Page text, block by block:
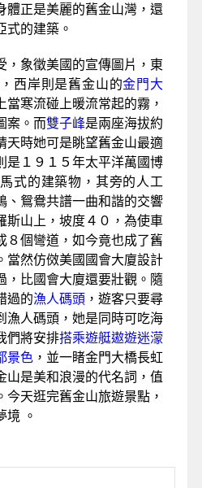
體正是美麗的舊金山灣，還
式的建築。
，象徵美國的宣傳圖片，東
西岸則是舊金山的金門大
當寒流碰上暖流常起的霧，
案。而雙子峰是兩座海拔約
天時她可是眺望舊金山最適
是１９１５年太平洋萬國博
式的建築物，其旁的人工
、鴛鴦共譜一曲和諧的交響
斯山上，坡度４０，為使車
８個彎道，如今竟也成了舊
當然仿傚美國國會大廈設計
，比國會大廈還要壯觀。隨
過的漁人碼頭 ，遊客只要尋
漁人碼頭，她是同時可吃海
們將安排搭乘遊艇遨遊迷濛
景色 ，並一睹金門大橋長虹
山是美和浪漫的代名詞，值
天逛完舊金山旅遊景點，
境 。